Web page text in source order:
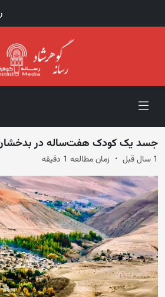
جسد یک کودک هفت‌ساله در
1 سال قبل زمان مطالعه 1 دقیقه